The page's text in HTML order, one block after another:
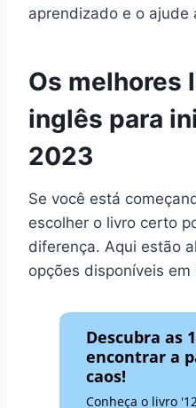
aprendizado e o ajude
Os melhores
inglês para
2023
Se você está
escolher o livro certo
diferença. Aqui estão
opções disponíveis em
Descubra as
encontrar a
caos!
Conheça o livro